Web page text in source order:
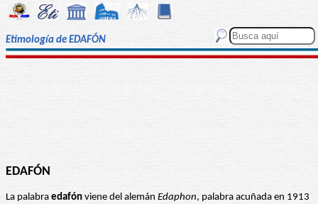
Etimología de EDAFÓN
EDAFÓN
La palabra edafón viene del alemán Edaphon, palabra acuñada en 1913